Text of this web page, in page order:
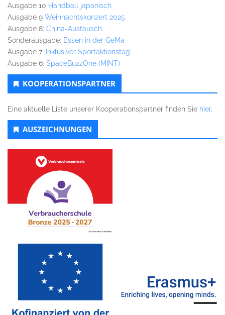
Ausgabe 10 Handball japanisch
Ausgabe 9 Weihnachtskonzert 2025
Ausgabe 8: China-Austausch
Sonderausgabe: Essen in der GeMa
Ausgabe 7: Inklusiver Sportaktionstag
Ausgabe 6: SpaceBuzzOne (MINT)
KOOPERATIONSPARTNER
Eine aktuelle Liste unserer Kooperationspartner finden Sie hier.
AUSZEICHNUNGEN